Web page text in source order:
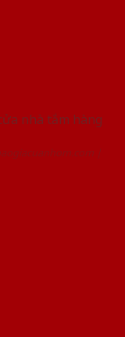
nhà tắm hàng
|